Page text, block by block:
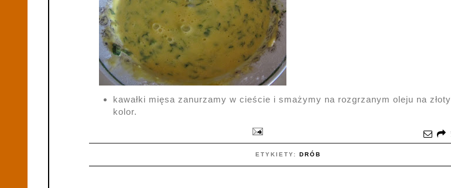
kawałki mięsa zanurzamy w cieście i smażymy na rozgrzanym oleju na złoty
kolor.
ETYKIETY: DRÓB